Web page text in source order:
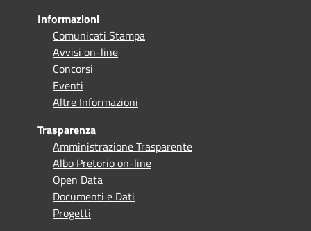
Informazioni
Comunicati Stampa
Avvisi on-line
Concorsi
Eventi
Altre Informazioni
Trasparenza
Amministrazione Trasparente
Albo Pretorio on-line
Open Data
Documenti e Dati
Progetti